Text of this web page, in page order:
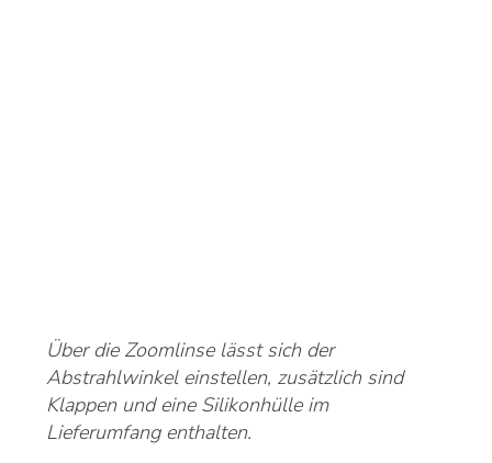
Über die Zoomlinse lässt sich der
Abstrahlwinkel einstellen, zusätzlich sind
Klappen und eine Silikonhülle im
Lieferumfang enthalten.